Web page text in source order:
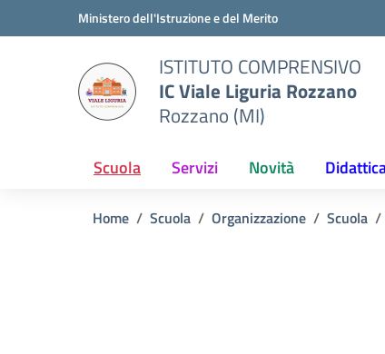
Vai ai contenuti
Vai al menu di navigazioneMinistero dell'Istruzione e del Merito
ISTITUTO COMPRENSIVO
IC Viale Liguria Rozzano
Rozzano (MI)
Scuola Servizi Novità
Home Scuola Organizzazione Scuola